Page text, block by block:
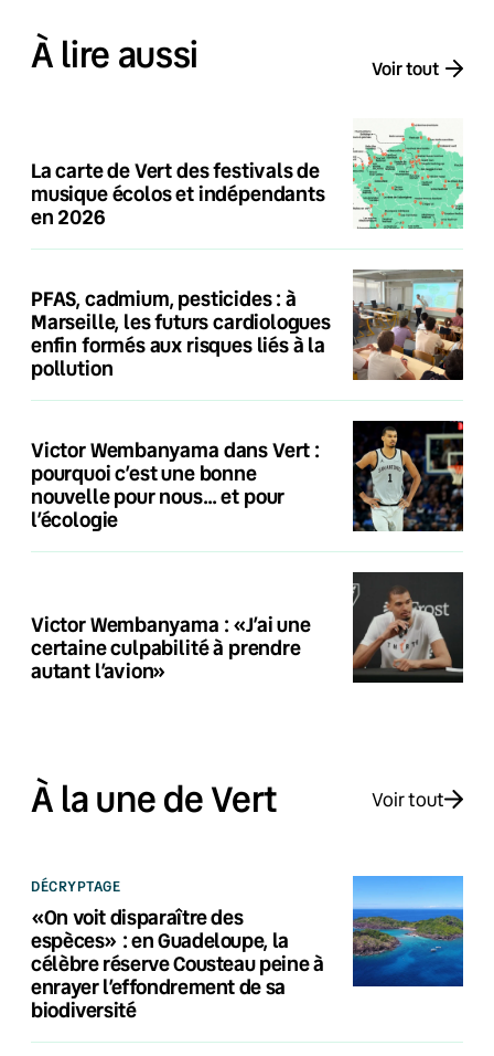
À lire aussi Voir tout
La carte de Vert des festivals de
musique écolos et indépendants
en 2026
PFAS, cadmium, pesticides : à
Marseille, les futurs cardiologues
enfin formés aux risques liés à la
pollution
Victor Wembanyama dans Vert :
pourquoi c’est une bonne
nouvelle pour nous… et pour
l’écologie
Victor Wembanyama : «J’ai une
certaine culpabilité à prendre
autant l’avion»
À la une de Vert Voir tout
DÉCRYPTAGE
«On voit disparaître des
espèces» : en Guadeloupe, la
célèbre réserve Cousteau peine à
enrayer l’effondrement de sa
biodiversité